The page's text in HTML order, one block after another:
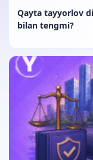
Qayta tayyorlov
bilan tengmi?